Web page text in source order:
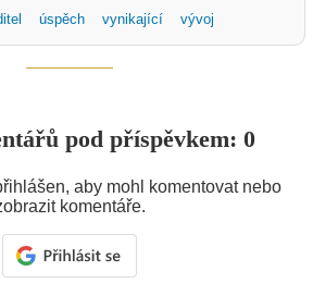
úspěch vynikající vývoj
pod příspěvkem: 0
aby mohl komentovat nebo
komentáře.